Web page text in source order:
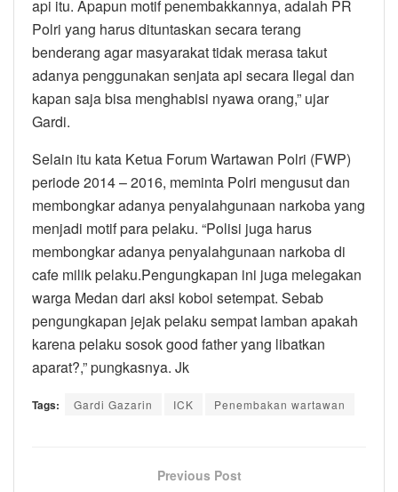
api itu. Apapun motif penembakkannya, adalah PR
Polri yang harus dituntaskan secara terang
benderang agar masyarakat tidak merasa takut
adanya penggunakan senjata api secara Ilegal dan
kapan saja bisa menghabisi nyawa orang,” ujar
Gardi.
Selain itu kata Ketua Forum Wartawan Polri (FWP)
periode 2014 – 2016, meminta Polri mengusut dan
membongkar adanya penyalahgunaan narkoba yang
menjadi motif para pelaku. “Polisi juga harus
membongkar adanya penyalahgunaan narkoba di
cafe milik pelaku.Pengungkapan ini juga melegakan
warga Medan dari aksi koboi setempat. Sebab
pengungkapan jejak pelaku sempat lamban apakah
karena pelaku sosok good father yang libatkan
aparat?,” pungkasnya. Jk
Tags: Gardi Gazarin ICK Penembakan wartawan
Previous Post